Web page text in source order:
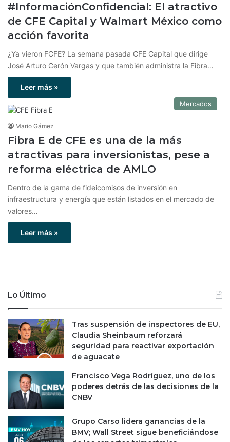
#InformaciónConfidencial: El atractivo
de CFE Capital y Walmart México como
acción favorita
¿Ya vieron FCFE? La semana pasada CFE Capital que dirige
José Arturo Cerón Vargas y que también administra la Fibra…
Leer más »
Mercados
Mario Gámez
Fibra E de CFE es una de la más
atractivas para inversionistas, pese a
reforma eléctrica de AMLO
Dentro de la gama de fideicomisos de inversión en
infraestructura y energía que están listados en el mercado de
valores…
Leer más »
Lo Último
Tras suspensión de inspectores de EU,
Claudia Sheinbaum reforzará
seguridad para reactivar exportación
de aguacate
Francisco Vega Rodríguez, uno de los
poderes detrás de las decisiones de la
CNBV
Grupo Carso lidera ganancias de la
BMV; Wall Street sigue beneficiándose